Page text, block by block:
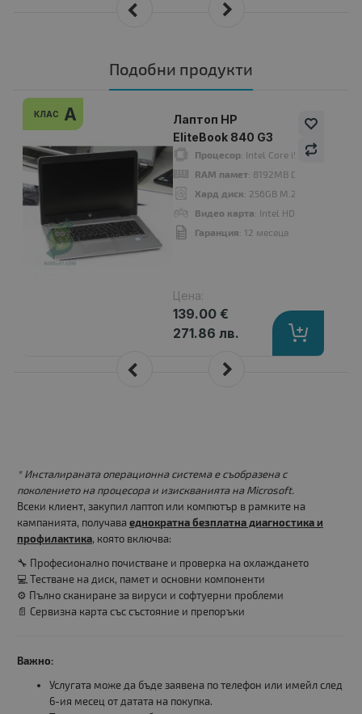
Подобни продукти
КЛАС A
Лаптоп HP
EliteBook 840 G3
Процесор: Intel Core i5, 6200U
RAM памет: 8192MB DDR4
Хард диск: 256GB M.2 SATA SSD
Видео карта: Intel HD Graphics 520
Гаранция: 12 месеца
Цена:
139.00 €
271.86 лв.
* Инсталираната операционна система е съобразена с
поколението на процесора и изискванията на Microsoft.
Всеки клиент, закупил лаптоп или компютър в рамките на
кампанията, получава еднократна безплатна диагностика и
профилактика, която включва:
🔧 Професионално почистване и проверка на охлаждането
💻 Тестване на диск, памет и основни компоненти
⚙️ Пълно сканиране за вируси и софтуерни проблеми
📄 Сервизна карта със състояние и препоръки
Важно:
Услугата може да бъде заявена по телефон или имейл след
6-ия месец от датата на покупка.